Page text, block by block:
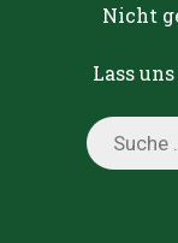
Nicht
Lass
Products
search